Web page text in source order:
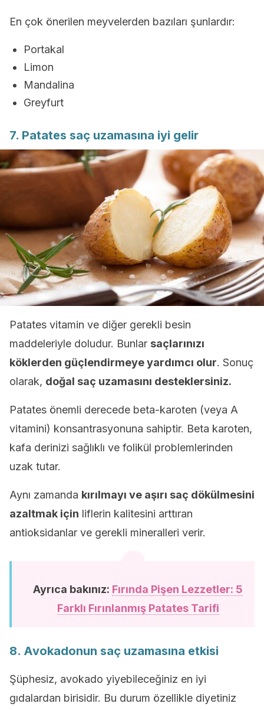
En çok önerilen meyvelerden bazıları şunlardır:
Portakal
Limon
Mandalina
Greyfurt
7. Patates saç uzamasına iyi gelir
Patates vitamin ve diğer gerekli besin
maddeleriyle doludur. Bunlar saçlarınızı
köklerden güçlendirmeye yardımcı olur. Sonuç
olarak, doğal saç uzamasını desteklersiniz.
Patates önemli derecede beta-karoten (veya A
vitamini) konsantrasyonuna sahiptir. Beta karoten,
kafa derinizi sağlıklı ve folikül problemlerinden
uzak tutar.
Aynı zamanda kırılmayı ve aşırı saç dökülmesini
azaltmak için liflerin kalitesini arttıran
antioksidanlar ve gerekli mineralleri verir.
Ayrıca bakınız: Fırında Pişen Lezzetler: 5
Farklı Fırınlanmış Patates Tarifi
8. Avokadonun saç uzamasına etkisi
Şüphesiz, avokado yiyebileceğiniz en iyi
gıdalardan birisidir. Bu durum özellikle diyetiniz